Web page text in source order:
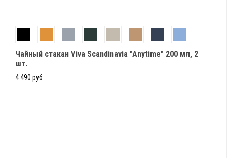
Чайный стакан Viva Scandinavia "Anytime" 200 мл, 2
шт.
4 490 руб